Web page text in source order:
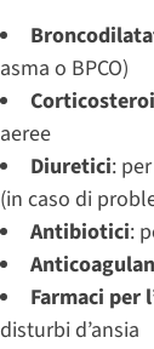
asma o BPCO)
aeree
Diuretici:
(in caso di
Antibiotici:
Farmaci per
disturbi d’ansia